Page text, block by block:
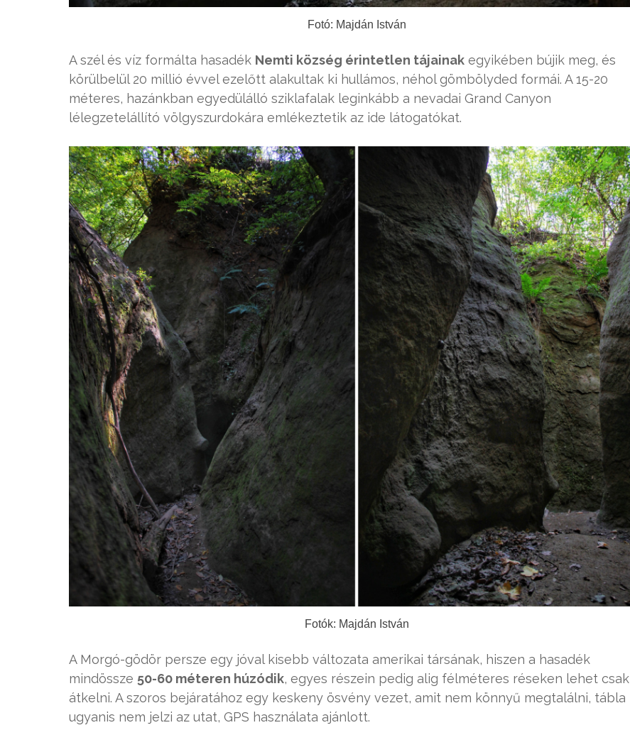
Fotó: Majdán István
A szél és víz formálta hasadék Nemti község érintetlen tájainak egyikében bújik meg, és
körülbelül 20 millió évvel ezelőtt alakultak ki hullámos, néhol gömbölyded formái. A 15-20
méteres, hazánkban egyedülálló sziklafalak leginkább a nevadai Grand Canyon
lélegzetelállító völgyszurdokára emlékeztetik az ide látogatókat.
Fotók: Majdán István
A Morgó-gödör persze egy jóval kisebb változata amerikai társának, hiszen a hasadék
mindössze 50-60 méteren húzódik, egyes részein pedig alig félméteres réseken lehet csak
átkelni. A szoros bejáratához egy keskeny ösvény vezet, amit nem könnyű megtalálni, tábla
ugyanis nem jelzi az utat, GPS használata ajánlott.